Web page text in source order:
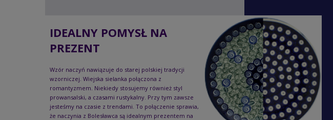
IDEALNY POMYSŁ NA
PREZENT
Wzór naczyń nawiązuje do starej polskiej tradycji
wzorniczej. Wiejska sielanka połączona z
romantyzmem. Niekiedy stosujemy również styl
prowansalski, a czasami rustykalny. Przy tym zawsze
jesteśmy na czasie z trendami. To połączenie sprawia,
że naczynia z Bolesławca są idealnym prezentem na